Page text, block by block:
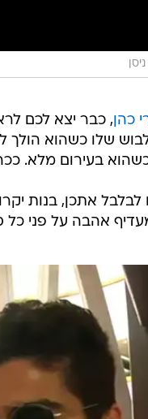
כהן, כבר יצא לכם
שלו כשהוא
בעירום מלא.
אתכן, בנות
אהבה על פני כל